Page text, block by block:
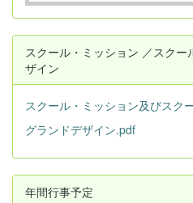
スクール・ミッション ／スク
ザイン
スクール・ミッション及びスク
グランドデザイン.pdf
年間行事予定